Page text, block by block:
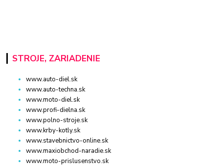
STROJE, ZARIADENIE
www.auto-diel.sk
www.auto-techna.sk
www.moto-diel.sk
www.profi-dielna.sk
www.polno-stroje.sk
www.krby-kotly.sk
www.stavebnictvo-online.sk
www.maxiobchod-naradie.sk
www.moto-prislusenstvo.sk